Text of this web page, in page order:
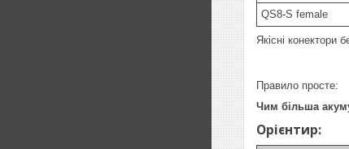
QS8-S female
Якісні конектори
Правило просте:
Чим більша
Орієнтир: